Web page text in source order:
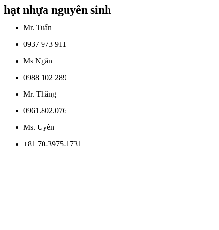
hạt nhựa nguyên sinh
Mr. Tuấn
0937 973 911
Ms.Ngân
0988 102 289
Mr. Thăng
0961.802.076
Ms. Uyên
+81 70-3975-1731